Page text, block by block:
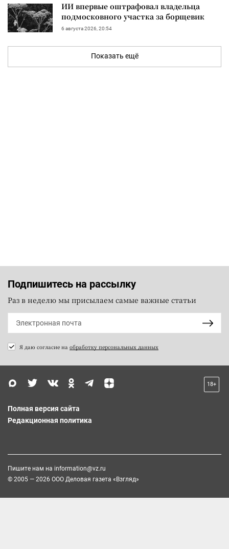
ИИ впервые оштрафовал владельца
подмосковного участка за борщевик
6 августа 2026, 20:54
Показать ещё
Подпишитесь на рассылку
Раз в неделю мы присылаем самые важные статьи
Я даю согласие на обработку персональных данных
18+
Полная версия сайта
Редакционная политика
Пишите нам на information@vz.ru
© 2005 — 2026 ООО Деловая газета «Взгляд»